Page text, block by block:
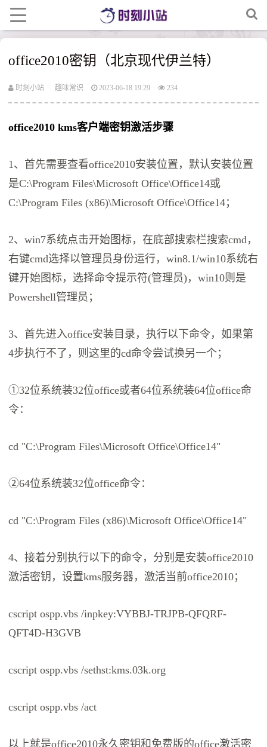
office2010密钥（北京现代伊兰特）
时刻小站 趣味常识 2023-06-18 19:29 234
office2010 kms客户端密钥激活步骤
1、首先需要查看office2010安装位置，默认安装位置
是C:\Program Files\Microsoft Office\Office14或
C:\Program Files (x86)\Microsoft Office\Office14；
2、win7系统点击开始图标，在底部搜索栏搜索cmd，
右键cmd选择以管理员身份运行，win8.1/win10系统右
键开始图标，选择命令提示符(管理员)，win10则是
Powershell管理员；
3、首先进入office安装目录，执行以下命令，如果第
4步执行不了，则这里的cd命令尝试换另一个；
①32位系统装32位office或者64位系统装64位office命
令：
cd "C:\Program Files\Microsoft Office\Office14"
②64位系统装32位office命令：
cd "C:\Program Files (x86)\Microsoft Office\Office14"
4、接着分别执行以下的命令，分别是安装office2010
激活密钥，设置kms服务器，激活当前office2010；
cscript ospp.vbs /inpkey:VYBBJ-TRJPB-QFQRF-
QFT4D-H3GVB
cscript ospp.vbs /sethst:kms.03k.org
cscript ospp.vbs /act
以上就是office2010永久密钥和免费版的office激活密